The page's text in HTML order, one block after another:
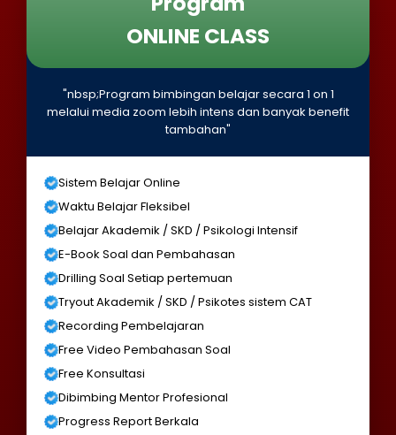
ONLINE CLASS
"nbsp;Program bimbingan belajar secara 1 on 1
melalui media zoom lebih intens dan banyak benefit
tambahan"
Sistem Belajar Online
Waktu Belajar Fleksibel
Belajar Akademik / SKD / Psikologi Intensif
E-Book Soal dan Pembahasan
Drilling Soal Setiap pertemuan
Tryout Akademik / SKD / Psikotes sistem CAT
Recording Pembelajaran
Free Video Pembahasan Soal
Free Konsultasi
Dibimbing Mentor Profesional
Progress Report Berkala